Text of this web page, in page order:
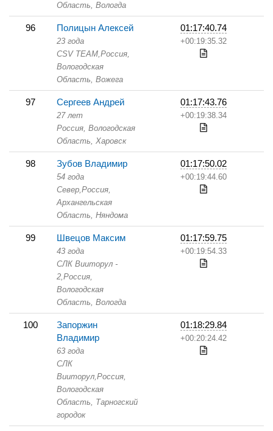
Область, Вологда
96 Полицын Алексей
23 года
CSV TEAM,Россия,
Вологодская
Область, Вожега
01:17:40.74
+00:19:35.32
97 Сергеев Андрей
27 лет
Россия, Вологодская
Область, Харовск
01:17:43.76
+00:19:38.34
98 Зубов Владимир
54 года
Север,Россия,
Архангельская
Область, Няндома
01:17:50.02
+00:19:44.60
99 Швецов Максим
43 года
СЛК Вииторул -
2,Россия,
Вологодская
Область, Вологда
01:17:59.75
+00:19:54.33
100
Запоржин
Владимир
63 года
СЛК
Вииторул,Россия,
Вологодская
Область, Тарногский
городок
01:18:29.84
+00:20:24.42